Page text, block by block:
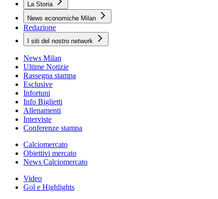
La Storia
News economiche Milan
Redazione
I siti del nostro network
News Milan
Ultime Notizie
Rassegna stampa
Esclusive
Infortuni
Info Biglietti
Allenamenti
Interviste
Conferenze stampa
Calciomercato
Obiettivi mercato
News Calciomercato
Video
Gol e Highlights